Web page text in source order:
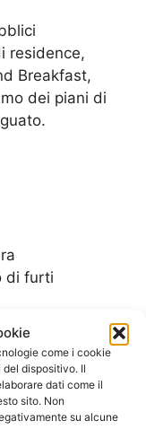
come i cookie
dispositivo. Il
dati come il
sito. Non
su alcune
residence,
Breakfast,
dei piani di
di furti
di Allarme